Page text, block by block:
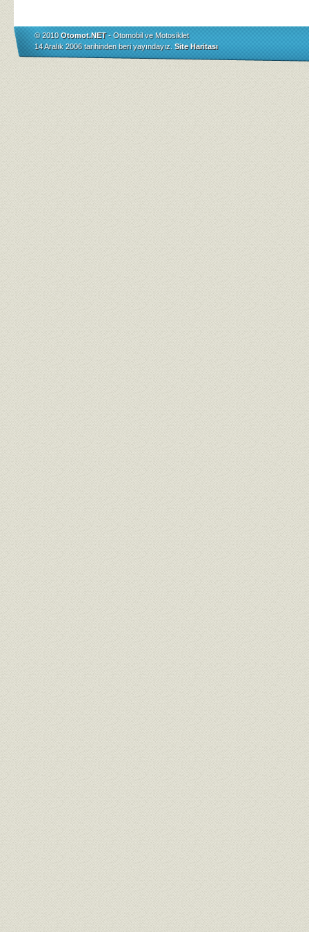
© 2010Otomot.NET- Otomobil ve Motosiklet
14 Aralık 2006 tarihinden beri yayındayız. Site Haritası